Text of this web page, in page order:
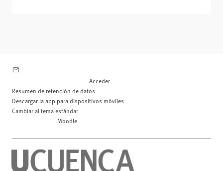
Acceder
Resumen de retención de datos
Descargar la app para dispositivos móviles
Cambiar al tema estándar
Moodle